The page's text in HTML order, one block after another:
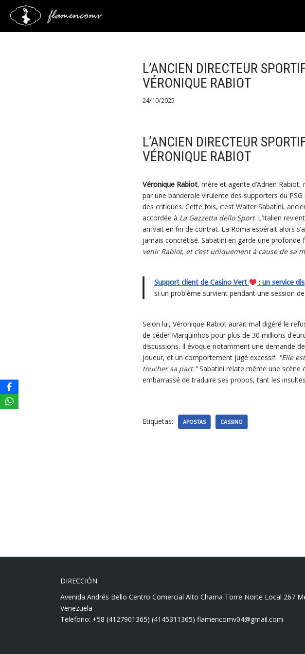
Saltar
L’ANCIEN DIRECTEUR
VÉRONIQUE RABIOT
24/10/2025
L’ANCIEN DIRECTEUR
VÉRONIQUE RABIOT
Véronique Rabiot, mère et agente d’Adrien
par une banderole virulente des supporters du
des critiques. Cette fois, c’est Walter Sabatini,
accordée à La Gazzetta dello Sport. L’Italien
arrivait en fin de contrat. La Roma espérait alors
jamais concrétisé. Sabatini en garde une profonde
venir Rabiot, et c’est uniquement à cause de sa
Support client de Casino Vert : un service
si un problème survient pendant une session
Selon lui, Véronique Rabiot aurait mal digéré le
de céder Marquinhos pour plus de 30 millions
discussions. Il évoque notamment une demande
joueur, et un comportement jugé excessif. "Elle
toucher sa part."Sabatini relate même une scène
embarrassé de traduire ses propos, tant les
Etiquetas: APOSTAS CASSINO
DIRECCIÓN:
Avenida Andrés Bello Centro Comercial Alto Chama Torre Norte Local 267
Venezuela
Telefono: +58 (4127901365) (4145311365) flamencomv04@gmail.com